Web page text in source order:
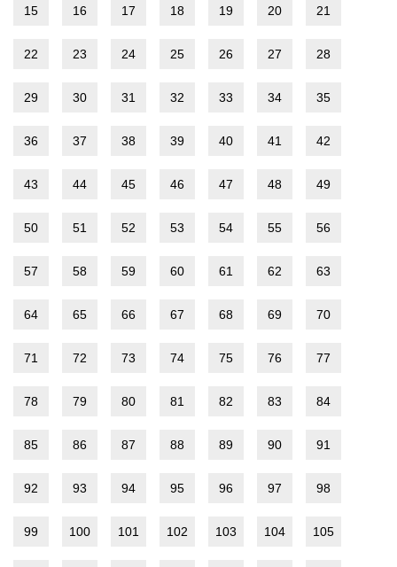
15 16 17 18 19 20 21
22 23 24 25 26 27 28
29 30 31 32 33 34 35
36 37 38 39 40 41 42
43 44 45 46 47 48 49
50 51 52 53 54 55 56
57 58 59 60 61 62 63
64 65 66 67 68 69 70
71 72 73 74 75 76 77
78 79 80 81 82 83 84
85 86 87 88 89 90 91
92 93 94 95 96 97 98
99 100 101 102 103 104 105